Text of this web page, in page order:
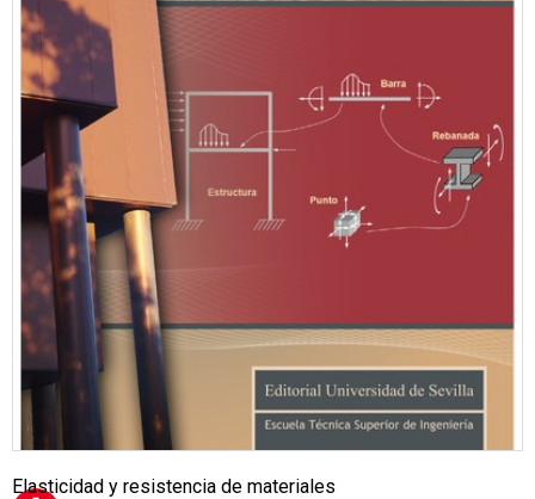
Elasticidad y resistencia de materiales